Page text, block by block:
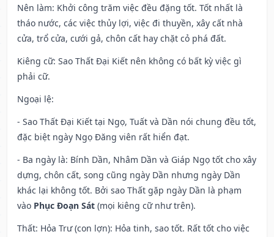
Nên làm: Khởi công trăm việc đều đặng tốt. Tốt nhất là
tháo nước, các việc thủy lợi, việc đi thuyền, xây cất nhà
cửa, trổ cửa, cưới gả, chôn cất hay chặt cỏ phá đất.
Kiêng cữ: Sao Thất Đại Kiết nên không có bất kỳ việc gì
phải cữ.
Ngoại lệ:
- Sao Thất Đại Kiết tại Ngọ, Tuất và Dần nói chung đều tốt,
đặc biệt ngày Ngọ Đăng viên rất hiển đạt.
- Ba ngày là: Bính Dần, Nhâm Dần và Giáp Ngọ tốt cho xây
dựng, chôn cất, song cũng ngày Dần nhưng ngày Dần
khác lại không tốt. Bởi sao Thất gặp ngày Dần là phạm
vào Phục Đoạn Sát (mọi kiêng cữ như trên).
Thất: Hỏa Trư (con lợn): Hỏa tinh, sao tốt. Rất tốt cho việc